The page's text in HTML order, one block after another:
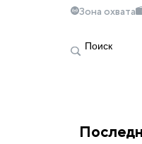
Зона охвата